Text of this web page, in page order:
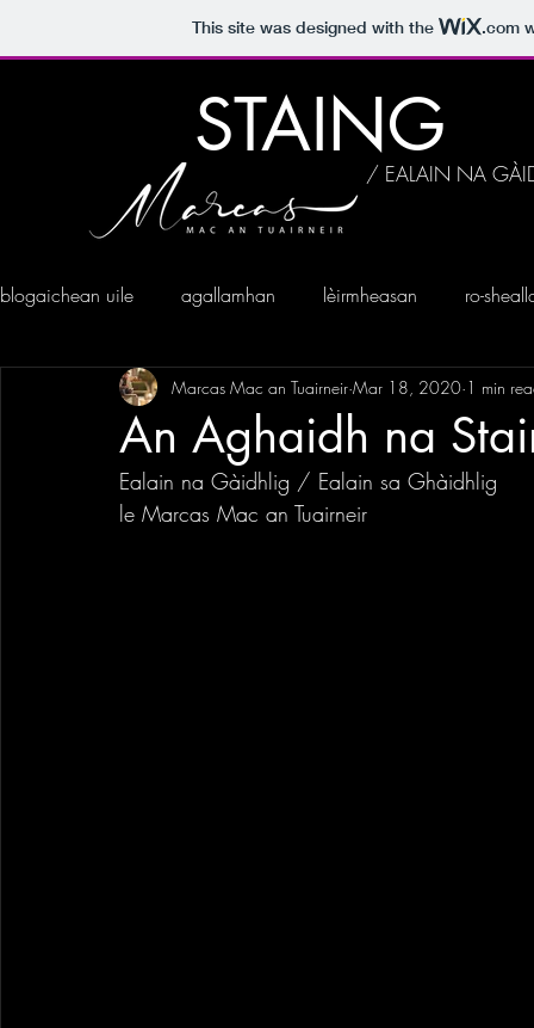
This site was designed with the .com
STAING
/ EALAIN NA
blogaichean uile agallamhan lèirmheasan ro-
An Aghaidh na
Marcas Mac an Tuairneir Mar 18, 2020 1 min
Ealain na Gàidhlig / Ealain sa Ghàidhlig
le Marcas Mac an Tuairneir